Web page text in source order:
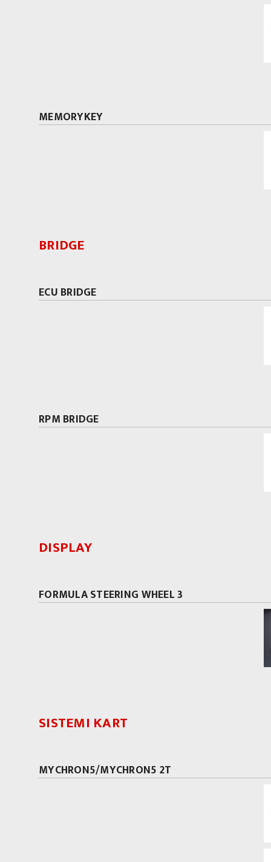
MEMORYKEY
BRIDGE
ECU BRIDGE
RPM BRIDGE
DISPLAY
FORMULA STEERING WHEEL 3
SISTEMI KART
MYCHRON5/MYCHRON5 2T